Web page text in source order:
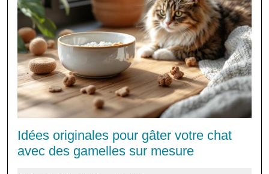
Idées originales pour gâter votre chat
avec des gamelles sur mesure